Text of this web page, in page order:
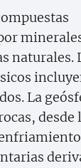
naturales.
La
desde